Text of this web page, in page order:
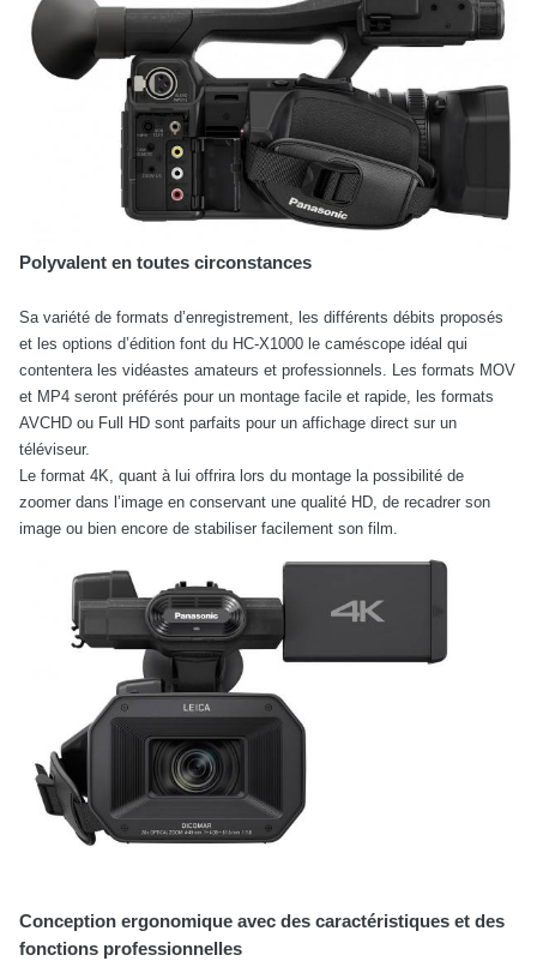
Polyvalent en toutes circonstances
Sa variété de formats d’enregistrement, les différents débits proposés
et les options d’édition font du HC-X1000 le caméscope idéal qui
contentera les vidéastes amateurs et professionnels. Les formats MOV
et MP4 seront préférés pour un montage facile et rapide, les formats
AVCHD ou Full HD sont parfaits pour un affichage direct sur un
téléviseur.
Le format 4K, quant à lui offrira lors du montage la possibilité de
zoomer dans l’image en conservant une qualité HD, de recadrer son
image ou bien encore de stabiliser facilement son film.
Conception ergonomique avec des caractéristiques et des
fonctions professionnelles